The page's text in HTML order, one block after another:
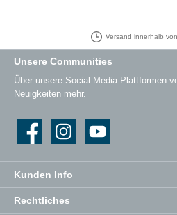
Versand innerhalb
Kunden Info
Rechtliches
Unsere Communities
Über unsere Social Media Plattformen
Neuigkeiten mehr.
Instagram YouTube